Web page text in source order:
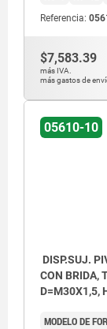
1) Sujetar
3) Carrera
4) Carrera
5) Suelto
7) Giro a
Referencia:
$7,583.39
más IVA.
más gastos de
05610-10
DISP.SUJ.
CON BRIDA,
D=M30X1,5,
MODELO DE